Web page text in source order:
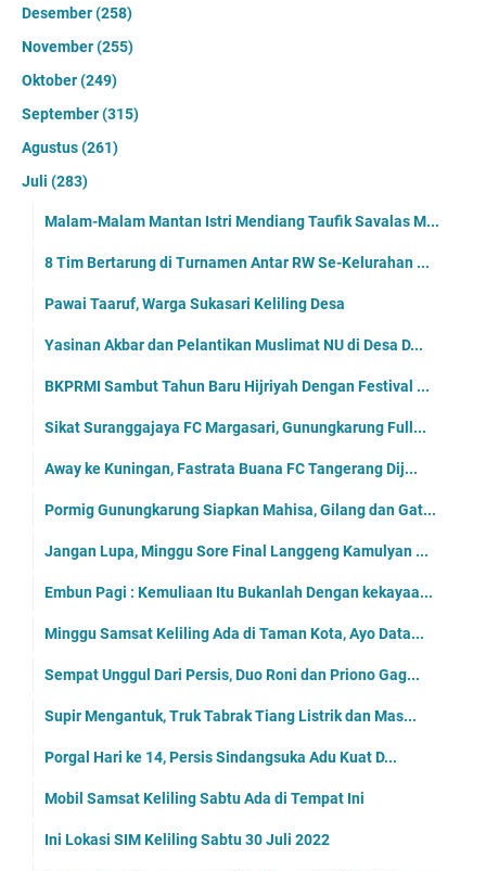
Desember(258)
November(255)
Oktober(249)
September(315)
Agustus(261)
Juli (283)
Malam-Malam Mantan Istri Mendiang Taufik Savalas M...
8 Tim Bertarung di Turnamen Antar RW Se-Kelurahan ...
Pawai Taaruf, Warga Sukasari Keliling Desa
Yasinan Akbar dan Pelantikan Muslimat NU di Desa D...
BKPRMI Sambut Tahun Baru Hijriyah Dengan Festival ...
Sikat Suranggajaya FC Margasari, Gunungkarung Full...
Away ke Kuningan, Fastrata Buana FC Tangerang Dij...
Pormig Gunungkarung Siapkan Mahisa, Gilang dan Gat...
Jangan Lupa, Minggu Sore Final Langgeng Kamulyan ...
Embun Pagi : Kemuliaan Itu Bukanlah Dengan kekayaa...
Minggu Samsat Keliling Ada di Taman Kota, Ayo Data...
Sempat Unggul Dari Persis, Duo Roni dan Priono Gag...
Supir Mengantuk, Truk Tabrak Tiang Listrik dan Mas...
Porgal Hari ke 14, Persis Sindangsuka Adu Kuat D...
Mobil Samsat Keliling Sabtu Ada di Tempat Ini
Ini Lokasi SIM Keliling Sabtu 30 Juli 2022